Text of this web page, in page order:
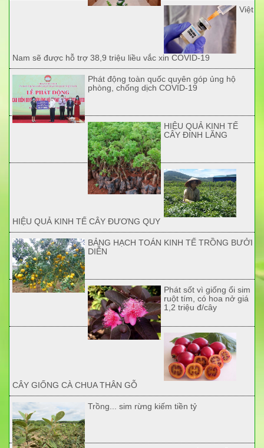
Việt
Nam sẽ được hỗ trợ 38,9 triệu liều vắc xin COVID-19
Phát động toàn quốc quyên góp ủng hộ
phòng, chống dịch COVID-19
HIỆU QUẢ KINH TẾ
CÂY ĐINH LĂNG
HIỆU QUẢ KINH TẾ CÂY ĐƯƠNG QUY
BẢNG HẠCH TOÁN KINH TẾ TRỒNG BƯỞI
DIỄN
Phát sốt vì giống ổi sim
ruột tím, có hoa nở giá
1,2 triệu đ/cây
CÂY GIỐNG CÀ CHUA THÂN GỖ
Trồng... sim rừng kiếm tiền tỷ